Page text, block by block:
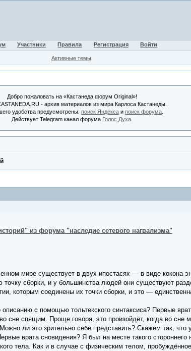
Участники Правила Регистрация Войти
Активные темы
Добро пожаловать на «Кастанеда форум Original»!
- архив материалов из мира Карлоса Кастанеды.
удобства предусмотрены:поиск Яндекса ипоиск форума
Действует Telegram канал форума Голос Духа.
из форума "наследие сетевого нагвализма"
мире существует в двух ипостасях — в виде кокона
сборки, и у большинства людей они существуют
которым соединены их точки сборки, и это —
описанию с помощью тольтекского синтаксиса? Первые
сне спящим. Проще говоря, это произойдёт, когда во сне
ли это зрительно себе представить? Скажем так,
врата сновидения? Я был на месте такого
тела. Как и в случае с физическим телом, пробуждённое